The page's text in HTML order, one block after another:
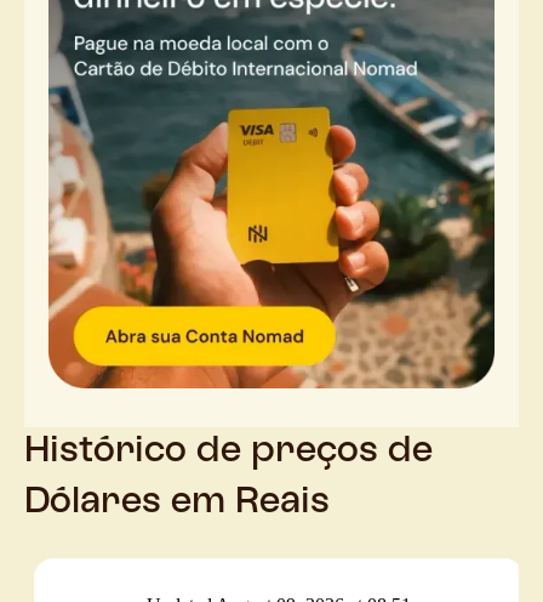
Histórico de preços de
Dólares em Reais